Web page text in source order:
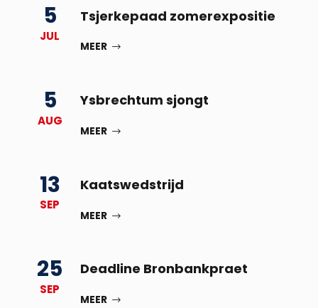
5
JUL
Tsjerkepaad zomerexpositie
MEER
5
AUG
Ysbrechtum sjongt
MEER
13
SEP
Kaatswedstrijd
MEER
25
SEP
Deadline Bronbankpraet
MEER